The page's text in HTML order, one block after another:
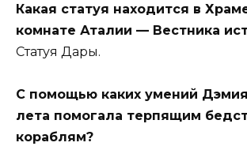
Какая статуя находится в
комнате Аталии — Вестника
Статуя Дары.
С помощью каких умений
лета помогала терпящим
кораблям?